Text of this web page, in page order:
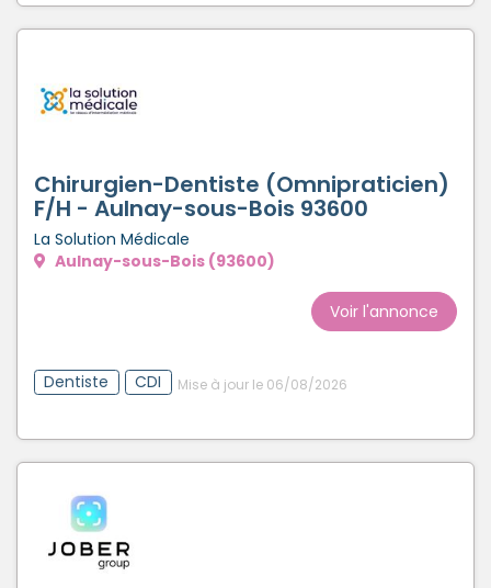
Chirurgien-Dentiste (Omnipraticien)
F/H - Aulnay-sous-Bois 93600
La Solution Médicale
Aulnay-sous-Bois (93600)
Voir l'annonce
Dentiste CDI Mise à jour le 06/08/2026